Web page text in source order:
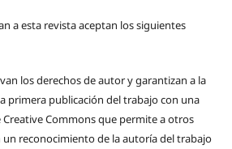
a esta revista aceptan los siguientes
los derechos de autor y garantizan a la
primera publicación del trabajo con una
Commons que permite a otros
reconocimiento de la autoría del trabajo